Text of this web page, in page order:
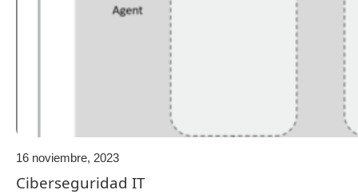
16 noviembre, 2023
Ciberseguridad IT